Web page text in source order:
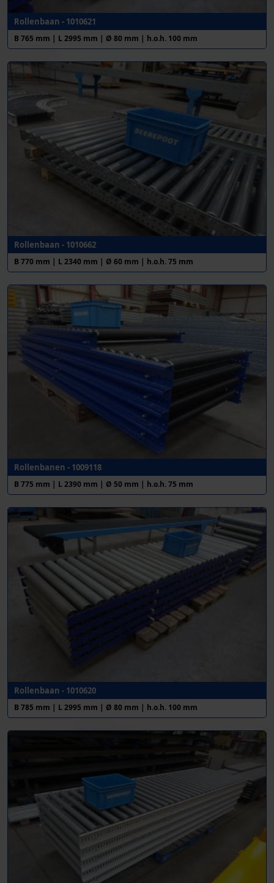
Rollenbaan - 1010621
B 765 mm | L 2995 mm | Ø 80 mm | h.o.h. 100 mm
Rollenbaan - 1010662
B 770 mm | L 2340 mm | Ø 60 mm | h.o.h. 75 mm
Rollenbanen - 1009118
B 775 mm | L 2390 mm | Ø 50 mm | h.o.h. 75 mm
Rollenbaan - 1010620
B 785 mm | L 2995 mm | Ø 80 mm | h.o.h. 100 mm